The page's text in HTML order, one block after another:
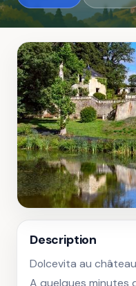
Description
Dolcevita au château
A quelques minutes